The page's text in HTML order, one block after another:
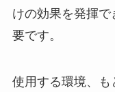
けの効果を発揮
要です。
使用する環境、も